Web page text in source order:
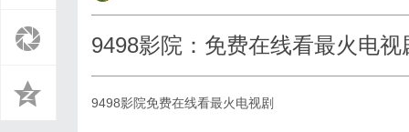
›
9498影院：免费在线看最火电视
9498影院免费在线看最火电视剧